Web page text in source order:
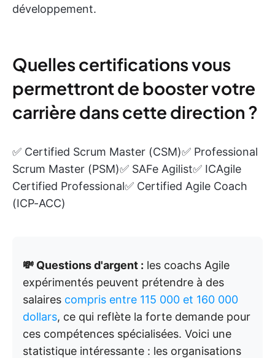
développement.
Quelles certifications vous
permettront de booster votre
carrière dans cette direction ?
✅ Certified Scrum Master (CSM)✅ Professional
Scrum Master (PSM)✅ SAFe Agilist✅ ICAgile
Certified Professional✅ Certified Agile Coach
(ICP-ACC)
💸 Questions d'argent : les coachs Agile
expérimentés peuvent prétendre à des
salaires compris entre 115 000 et 160 000
dollars, ce qui reflète la forte demande pour
ces compétences spécialisées. Voici une
statistique intéressante : les organisations